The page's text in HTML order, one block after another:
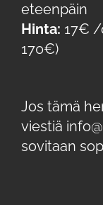
eteenpäin
Hinta: 17€ /
170€)
Jos tämä
viestiä
sovitaan